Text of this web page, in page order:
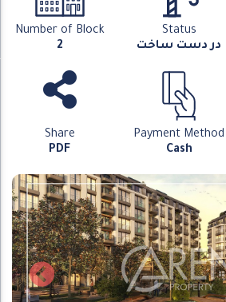
Status
در دست ساخت
Number of Block
2
Payment Method
Cash
Share
PDF